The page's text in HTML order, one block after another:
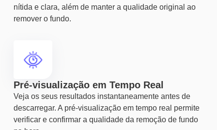
nítida e clara, além de manter a qualidade original ao
remover o fundo.
Pré-visualização em Tempo Real
Veja os seus resultados instantaneamente antes de
descarregar. A pré-visualização em tempo real permite
verificar e confirmar a qualidade da remoção de fundo